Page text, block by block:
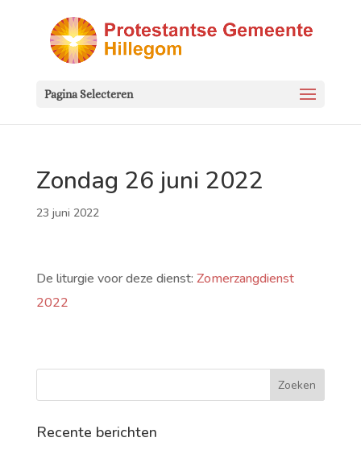
Pagina Selecteren
Zondag 26 juni 2022
23 juni 2022
De liturgie voor deze dienst: Zomerzangdienst
2022
Recente berichten